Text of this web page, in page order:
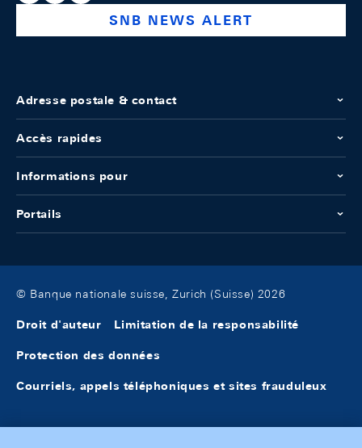
SNB NEWS ALERT
Adresse postale & contact
Accès rapides
Informations pour
Portails
© Banque nationale suisse, Zurich (Suisse) 2026
Droit d'auteur Limitation de la responsabilité
Protection des données
Courriels, appels téléphoniques et sites frauduleux